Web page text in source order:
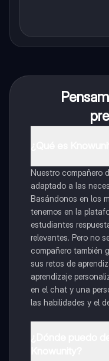
Nuestro compañero
adaptado a las
Basándonos en los
tenemos en la
estudiantes
relevantes. Pero no
compañero también
sus retos de
aprendizaje
en el chat y una
las habilidades y el